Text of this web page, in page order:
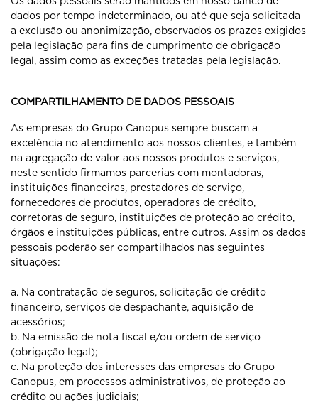
dados por tempo indeterminado, ou até que seja solicitada
a exclusão ou anonimização, observados os prazos exigidos
pela legislação para fins de cumprimento de obrigação
legal, assim como as exceções tratadas pela legislação.
COMPARTILHAMENTO DE DADOS PESSOAIS
As empresas do Grupo Canopus sempre buscam a
excelência no atendimento aos nossos clientes, e também
na agregação de valor aos nossos produtos e serviços,
neste sentido firmamos parcerias com montadoras,
instituições financeiras, prestadores de serviço,
fornecedores de produtos, operadoras de crédito,
corretoras de seguro, instituições de proteção ao crédito,
órgãos e instituições públicas, entre outros. Assim os dados
pessoais poderão ser compartilhados nas seguintes
situações:
a. Na contratação de seguros, solicitação de crédito
financeiro, serviços de despachante, aquisição de
acessórios;
b. Na emissão de nota fiscal e/ou ordem de serviço
(obrigação legal);
c. Na proteção dos interesses das empresas do Grupo
Canopus, em processos administrativos, de proteção ao
crédito ou ações judiciais;